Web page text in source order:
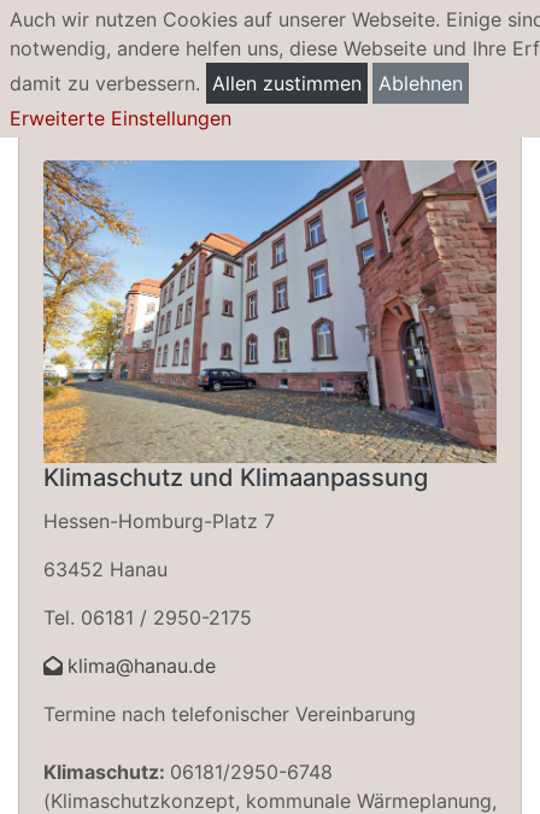
Auch wir nutzen Cookies auf unserer Webseite. Einige
notwendig, andere helfen uns, diese Webseite und Ihre
damit zu verbessern. Allen zustimmen
Ablehnen
Erweiterte Einstellungen
Hitze-Portal
Klimaschutz und Klimaanpassung
Hessen-Homburg-Platz 7
63452 Hanau
Tel. 06181 / 2950-2175
klima@hanau.de
Termine nach telefonischer Vereinbarung
Klimaschutz: 06181/2950-6748
(Klimaschutzkonzept, kommunale Wärmeplanung,